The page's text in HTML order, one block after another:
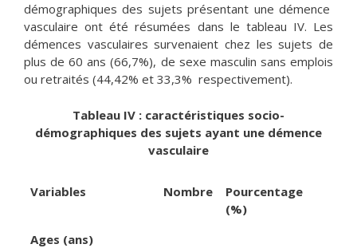
démographiques des sujets présentant une démence
vasculaire ont été résumées dans le tableau IV. Les
démences vasculaires survenaient chez les sujets de
plus de 60 ans (66,7%), de sexe masculin sans emplois
ou retraités (44,42% et 33,3% respectivement).
Tableau IV : caractéristiques socio-
démographiques des sujets ayant une démence
vasculaire
Variables Nombre
Pourcentage
(%)
Ages (ans)